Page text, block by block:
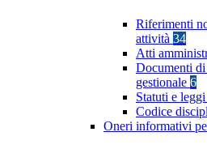
Riferimenti
attività 34
Atti
Documenti di
gestionale 6
Statuti e
Codice
Oneri informativi